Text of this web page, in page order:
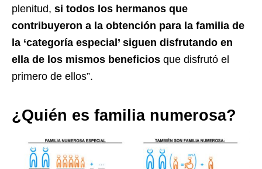
plenitud, si todos los hermanos que
contribuyeron a la obtención para la familia de
la ‘categoría especial’ siguen disfrutando en
ella de los mismos beneficios que disfrutó el
primero de ellos”.
¿Quién es familia numerosa?